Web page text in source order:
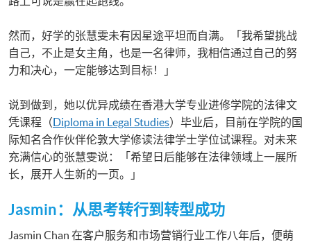
然而，好学的张慧雯未有因星途平坦而自满。「我希望挑战
自己，不止是女主角，也是一名律师，我相信通过自己的努
力和决心，一定能够达到目标！」
说到做到，她以优异成绩在香港大学专业进修学院的法律文
凭课程（Diploma in Legal Studies）毕业后，目前在学院的国
际知名合作伙伴伦敦大学修读法律学士学位试课程。对未来
充满信心的张慧雯说：「希望日后能够在法律领域上一展所
长，展开人生新的一页。」
Jasmin： 从思考转行到转型成功
Jasmin Chan 在客户服务和市场营销行业工作八年后，便萌